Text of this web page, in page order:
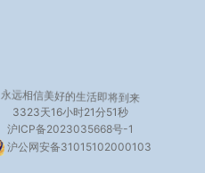
永远相信美好的生活即将到来
3323天16小时21分52秒
沪ICP备2023035668号-1
沪公网安备31015102000103